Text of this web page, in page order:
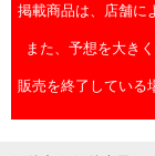
商品カテゴリ一覧
nanacoトップ
企業情報トップ
ニュースリリース
私たちの取組み
掲載商品は、店舗に
また、予想を大き
販売を終了している